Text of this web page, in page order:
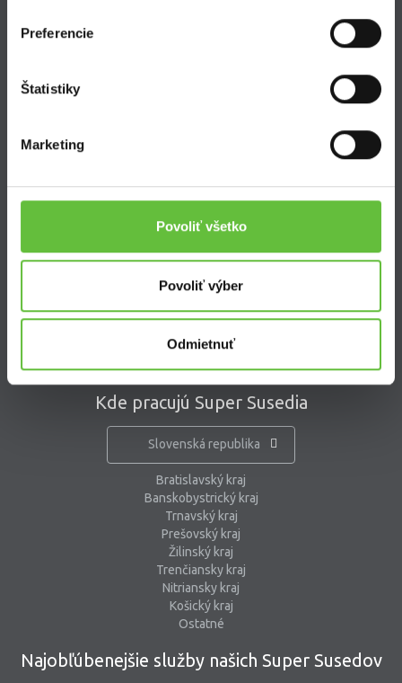
Preferencie
Štatistiky
Marketing
Povoliť všetko
Povoliť výber
Odmietnuť
Kontakt
Supersused.sk s.r.o.
Vajnorská 100/B, 831 04 Bratislava
kontaktný formulár
pomoc@supersused.sk
Kde pracujú Super Susedia
Slovenská republika
Bratislavský kraj
Banskobystrický kraj
Trnavský kraj
Prešovský kraj
Žilinský kraj
Trenčiansky kraj
Nitriansky kraj
Košický kraj
Ostatné
Najobľúbenejšie služby našich Super Susedov